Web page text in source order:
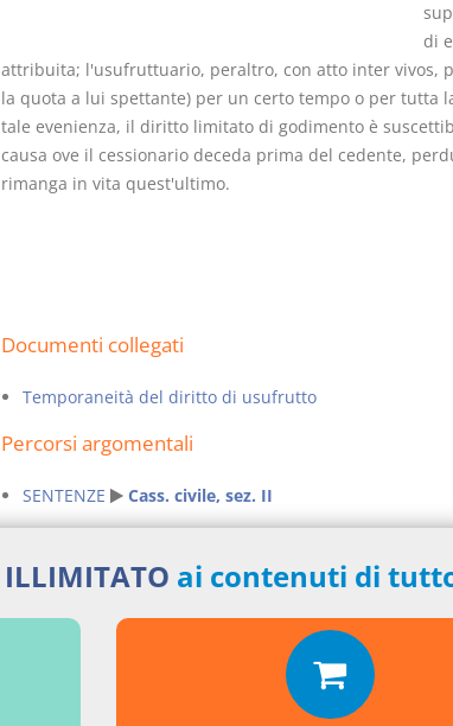
di
attribuita; l'usufruttuario, peraltro, con atto inter vivos,
la quota a lui spettante) per un certo tempo o per tutta
tale evenienza, il diritto limitato di godimento è
causa ove il cessionario deceda prima del cedente,
rimanga in vita quest'ultimo.
Documenti collegati
Temporaneità del diritto di usufrutto
Percorsi argomentali
SENTENZE Cass. civile, sez. II
ILLIMITATO ai contenuti di